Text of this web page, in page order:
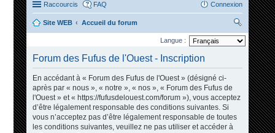
Raccourcis FAQ Connexion
Site WEB
Accueil du forum
ec
ch
Langue :
Forum des Fufus de l'Ouest - Inscription
En accédant à « Forum des Fufus de l'Ouest » (désigné ci-
après par « nous », « notre », « nos », « Forum des Fufus de
l'Ouest » et « https://fufusdelouest.com/forum »), vous acceptez
d’être légalement responsable des conditions suivantes. Si
vous n’acceptez pas d’être légalement responsable de toutes
les conditions suivantes, veuillez ne pas utiliser et accéder à